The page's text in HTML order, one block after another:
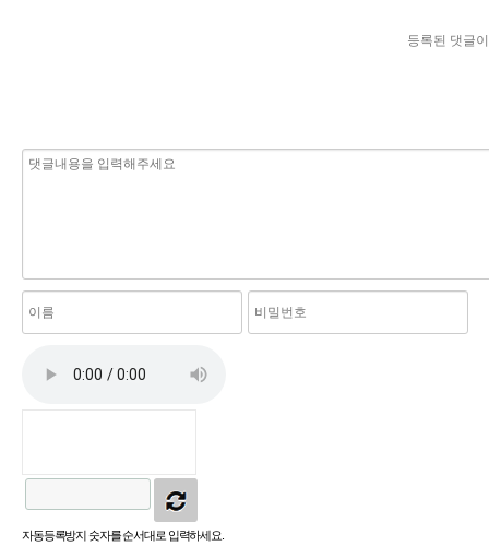
등록된 댓글
자동등록방지 숫자를 순서대로 입력하세요.